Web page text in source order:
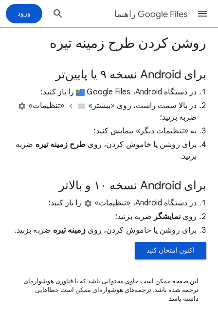
Google Files راهنما ورود
روشن کردن طرح زمینه تیره
برای Android نسخه ۹ یا پایین‌تر
در دستگاه Android‏، Google Files
را باز کنید؛
در بالا سمت راست، روی «بیشتر»
«تنظیمات»
ضربه بزنید؛
به «تنظیمات دیگر» پیمایش کنید؛
برای روشن یا خاموش کردن، رویطرح زمینه تیره ضربه
بزنید.
برای Android نسخه ۱۰ و بالاتر
در دستگاه Android، «تنظیمات»
را باز کنید؛
روینمایشگر ضربه بزنید؛
برای روشن یا خاموش کردن، رویزمینه تیره ضربه بزنید.
اکنون امتحان کنید
این صفحه ممکن است حاوی محتوایی باشد که با فناوری هوشواره‌ای
ترجمه شده باشد. ترجمه‌های هوشواره‌ای ممکن است خطاهایی
داشته باشد.